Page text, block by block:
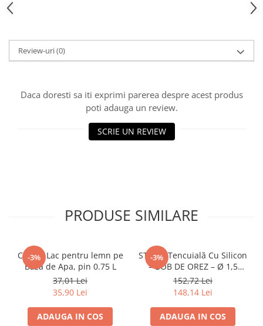
Vată bazaltică
Oțel beton
Oțel beton fasonat
Panouri termoizolante
Panou bordurat vopsit
Plasă împletită
Plasă din fibră de sticlă
Plasă sudată
Policarbonat
Trepte și grătare zincate
Review-uri(0)
Daca doresti sa iti exprimi parerea despre acest produs
poti adauga un review.
SCRIE UN REVIEW
PRODUSE SIMILARE
-3%
CORAL Lac pentru lemn pe
Baza de Apa, pin 0.75 L
37,01 Lei
35,90 Lei
ADAUGA IN COS
-3%
STICKY Tencuială Cu Silicon
– BOB DE OREZ – Ø 1,5
găleată 25 kg, sahara
152,72 Lei
148,14 Lei
ADAUGA IN COS